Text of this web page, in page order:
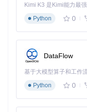
按内容类型（如教程
0P）进行分类存储。
存储设备，采用RAID
在文件命名方面，推
范，例如"bilibili-
种命名方式既便于检
对下载的视频内容添
随着数字内容的不断积
Python
0
DataFlow
基于大模型算子和工作
Python
0